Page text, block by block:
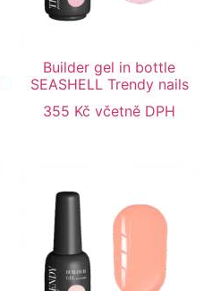
Builder gel in bottle
SEASHELL Trendy nails
355 Kč včetně DPH